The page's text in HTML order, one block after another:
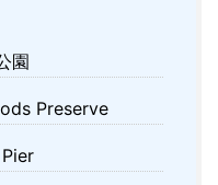
園
Preserve